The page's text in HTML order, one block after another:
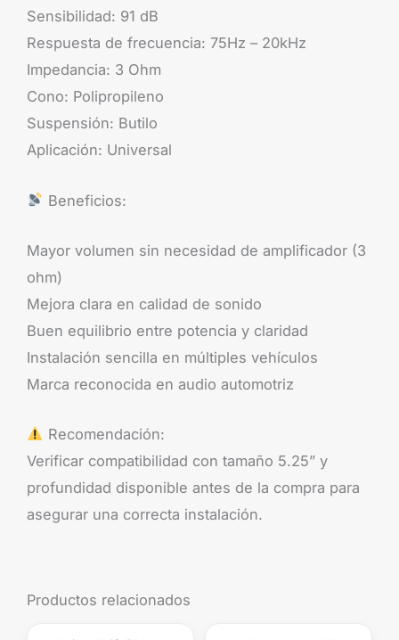
Sensibilidad: 91 dB
Respuesta de frecuencia: 75Hz – 20kHz
Impedancia: 3 Ohm
Cono: Polipropileno
Suspensión: Butilo
Aplicación: Universal
Beneficios:
Mayor volumen sin necesidad de amplificador (3
ohm)
Mejora clara en calidad de sonido
Buen equilibrio entre potencia y claridad
Instalación sencilla en múltiples vehículos
Marca reconocida en audio automotriz
Recomendación:
Verificar compatibilidad con tamaño 5.25” y
profundidad disponible antes de la compra para
asegurar una correcta instalación.
Productos relacionados